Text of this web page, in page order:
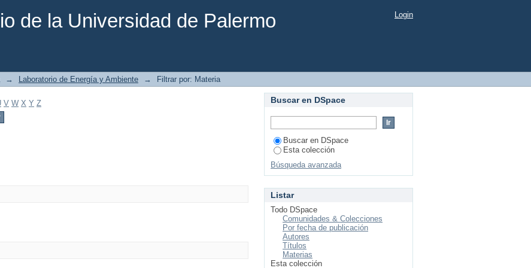
de la Universidad de Palermo Login
→ Laboratorio de Energía y Ambiente → Filtrar por: Materia
V W X Y Z
Buscar en DSpace
Buscar en DSpace
Esta colección
Búsqueda avanzada
Listar
Todo DSpace
Comunidades & Colecciones
Por fecha de publicación
Autores
Títulos
Materias
Esta colección